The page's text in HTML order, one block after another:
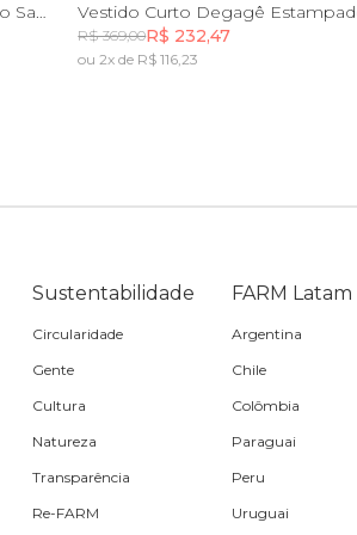
Vestido Longo Alcinhas Estampado Samba No Pé
GG
R$ 369,00R$ 232,47
ou 2x de R$ 116,23
Sustentabilidade
Circularidade
Gente
Cultura
Natureza
Transparência
Re-FARM
FARM Latam
Argentina
Chile
Colômbia
Paraguai
Peru
Uruguai